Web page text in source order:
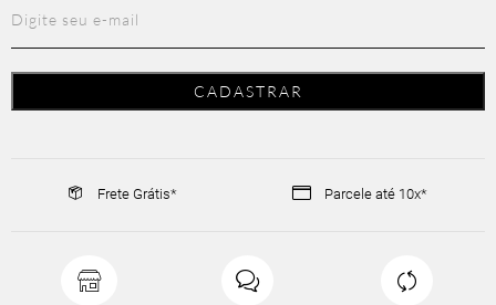
Frete Grátis* Parcele até 10x*